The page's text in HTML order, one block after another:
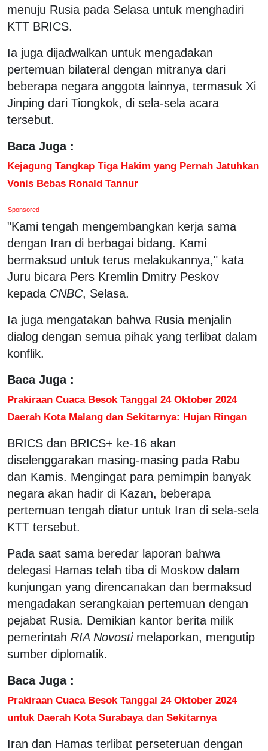
menuju Rusia pada Selasa untuk menghadiri
KTT BRICS.
Ia juga dijadwalkan untuk mengadakan
pertemuan bilateral dengan mitranya dari
beberapa negara anggota lainnya, termasuk Xi
Jinping dari Tiongkok, di sela-sela acara
tersebut.
Baca Juga :
Kejagung Tangkap Tiga Hakim yang Pernah Jatuhkan
Vonis Bebas Ronald Tannur
Sponsored
"Kami tengah mengembangkan kerja sama
dengan Iran di berbagai bidang. Kami
bermaksud untuk terus melakukannya," kata
Juru bicara Pers Kremlin Dmitry Peskov
kepada CNBC, Selasa.
Ia juga mengatakan bahwa Rusia menjalin
dialog dengan semua pihak yang terlibat dalam
konflik.
Baca Juga :
Prakiraan Cuaca Besok Tanggal 24 Oktober 2024
Daerah Kota Malang dan Sekitarnya: Hujan Ringan
BRICS dan BRICS+ ke-16 akan
diselenggarakan masing-masing pada Rabu
dan Kamis. Mengingat para pemimpin banyak
negara akan hadir di Kazan, beberapa
pertemuan tengah diatur untuk Iran di sela-sela
KTT tersebut.
Pada saat sama beredar laporan bahwa
delegasi Hamas telah tiba di Moskow dalam
kunjungan yang direncanakan dan bermaksud
mengadakan serangkaian pertemuan dengan
pejabat Rusia. Demikian kantor berita milik
pemerintah RIA Novostimelaporkan, mengutip
sumber diplomatik.
Baca Juga :
Prakiraan Cuaca Besok Tanggal 24 Oktober 2024
untuk Daerah Kota Surabaya dan Sekitarnya
Iran dan Hamas terlibat perseteruan dengan